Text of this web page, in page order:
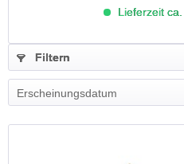
Lieferzeit
Filtern